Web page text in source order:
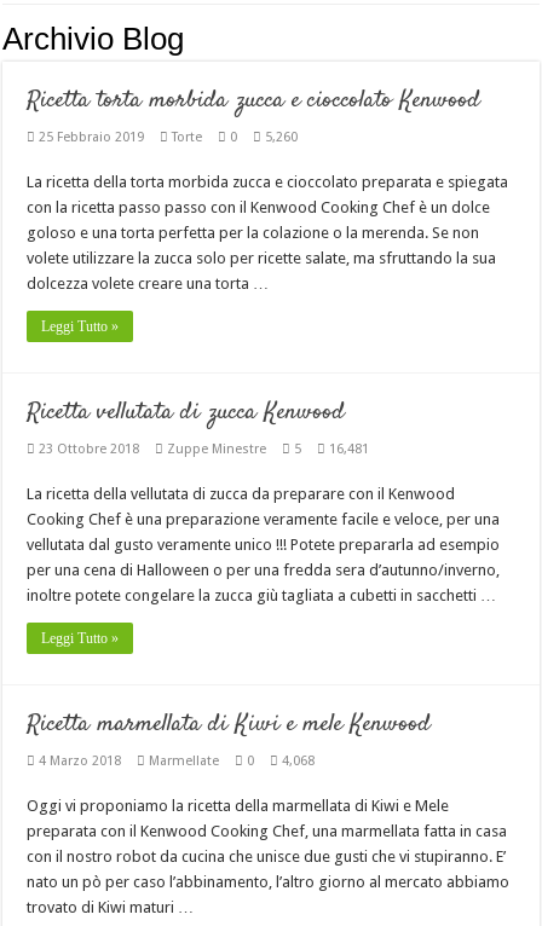
Archivio Blog
Ricetta torta morbida zucca e cioccolato Kenwood
25 Febbraio 2019 Torte 0 5,260
La ricetta della torta morbida zucca e cioccolato preparata e spiegata
con la ricetta passo passo con il Kenwood Cooking Chef è un dolce
goloso e una torta perfetta per la colazione o la merenda. Se non
volete utilizzare la zucca solo per ricette salate, ma sfruttando la sua
dolcezza volete creare una torta …
Leggi Tutto »
Ricetta vellutata di zucca Kenwood
23 Ottobre 2018 Zuppe Minestre 5 16,481
La ricetta della vellutata di zucca da preparare con il Kenwood
Cooking Chef è una preparazione veramente facile e veloce, per una
vellutata dal gusto veramente unico !!! Potete prepararla ad esempio
per una cena di Halloween o per una fredda sera d’autunno/inverno,
inoltre potete congelare la zucca giù tagliata a cubetti in sacchetti …
Leggi Tutto »
Ricetta marmellata di Kiwi e mele Kenwood
4 Marzo 2018 Marmellate 0 4,068
Oggi vi proponiamo la ricetta della marmellata di Kiwi e Mele
preparata con il Kenwood Cooking Chef, una marmellata fatta in casa
con il nostro robot da cucina che unisce due gusti che vi stupiranno. E’
nato un pò per caso l’abbinamento, l’altro giorno al mercato abbiamo
trovato di Kiwi maturi …